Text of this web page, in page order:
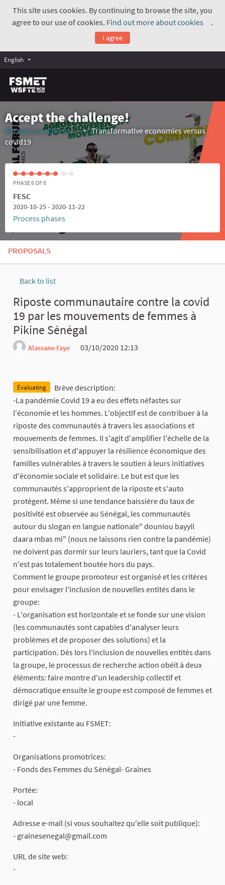
This site uses cookies. By continuing to browse the site, you
agree to our use of cookies. Find out more about cookies
.
I agree
English
Accept the challenge!
#AceptamosElReto
(External link)
Transformative economies versus
covid19
PHASE 6 OF 8
FESC
2020-10-25 - 2020-11-22
Process phases
PROPOSALS
Back to list
Riposte communautaire contre la covid
19 par les mouvements de femmes à
Pikine Sénégal
Alassane Faye
03/10/2020 12:13
Evaluating
Brève description:
-La pandémie Covid 19 a eu des effets néfastes sur
l'économie et les hommes. L'objectif est de contribuer à la
riposte des communautés à travers les associations et
mouvements de femmes. Il s'agit d'amplifier l'échelle de la
sensibilisation et d'appuyer la résilience économique des
familles vulnérables à travers le soutien à leurs initiatives
d'économie sociale et solidaire. Le but est que les
communautés s'approprient de la riposte et s'auto
protègent. Même si une tendance baissière du taux de
positivité est observée au Sénégal, les communautés
autour du slogan en langue nationale" douniou bayyil
daara mbas mi" (nous ne laissons rien contre la pandémie)
ne doivent pas dormir sur leurs lauriers, tant que la Covid
n'est pas totalement boutée hors du pays.
Comment le groupe promoteur est organisé et les critères
pour envisager l'inclusion de nouvelles entités dans le
groupe:
- L'organisation est horizontale et se fonde sur une vision
(les communautés sont capables d'analyser leurs
problèmes et de proposer des solutions) et la
participation. Dés lors l'inclusion de nouvelles entités dans
la groupe, le processus de recherche action obéit à deux
éléments: faire montre d'un leadership collectif et
démocratique ensuite le groupe est composé de femmes et
dirigé par une femme.
Initiative existante au FSMET:
-
Organisations promotrices:
- Fonds des Femmes du Sénégal- Graines
Portée:
- local
Adresse e-mail (si vous souhaitez qu'elle soit publique):
- grainesenegal@gmail.com
URL de site web:
-